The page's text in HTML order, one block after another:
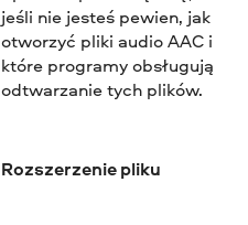
jeśli nie jesteś pewien, jak
otworzyć pliki audio AAC i
które programy obsługują
odtwarzanie tych plików.
Rozszerzenie pliku